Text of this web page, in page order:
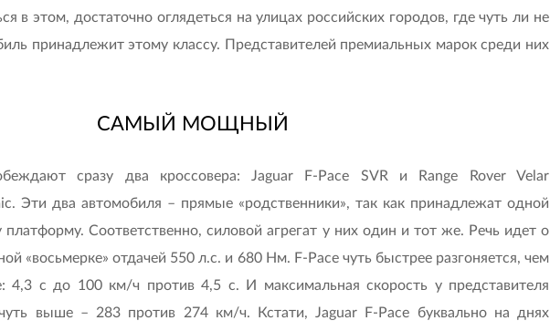
в этом, достаточно оглядеться на улицах российских городов, где чуть ли не
принадлежит этому классу. Представителей премиальных марок среди них
САМЫЙ МОЩНЫЙ
сразу два кроссовера: Jaguar F-Pace SVR и Range Rover Velar
Эти два автомобиля – прямые «родственники», так как принадлежат одной
Соответственно, силовой агрегат у них один и тот же. Речь идет о
«восьмерке» отдачей 550 л.с. и 680 Нм. F-Pace чуть быстрее разгоняется, чем
4,3 с до 100 км/ч против 4,5 с. И максимальная скорость у представителя
чуть выше – 283 против 274 км/ч. Кстати, Jaguar F-Pace буквально на днях